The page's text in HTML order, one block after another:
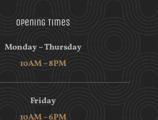
ELABORATION DE CAVE
Opening Times
Monday – Thursday
10AM – 8PM
Friday
10AM – 6PM